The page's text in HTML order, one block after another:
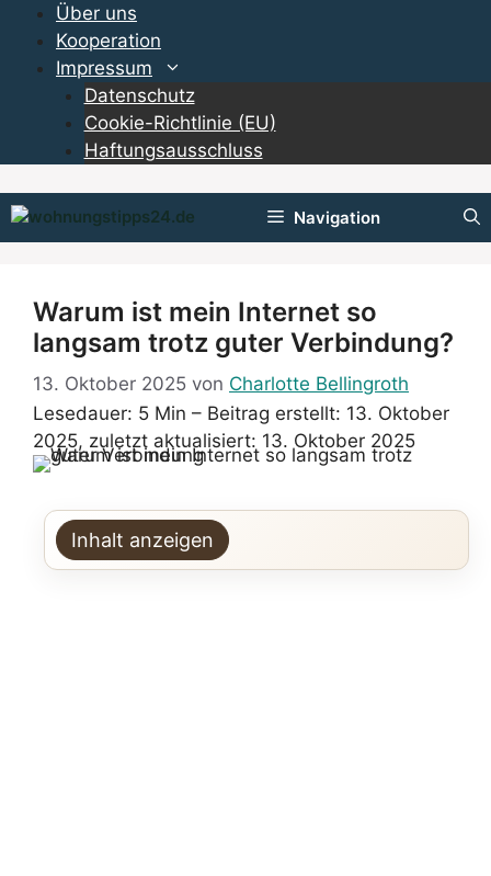
Zum
Inhalt
springen
Über uns
Kooperation
Impressum
Datenschutz
Cookie-Richtlinie (EU)
Haftungsausschluss
Navigation
Warum ist mein Internet so
langsam trotz guter Verbindung?
13. Oktober 2025 von Charlotte Bellingroth
Lesedauer: 5 Min – Beitrag erstellt: 13. Oktober
2025, zuletzt aktualisiert: 13. Oktober 2025
Inhalt anzeigen